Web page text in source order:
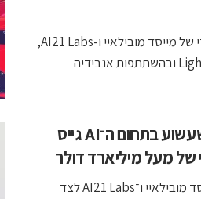
דאבל A.I טכנולוגיות, הסטארטאפ הסודי של מייסד מובילאיי ו-AI21 Labs,
גייסה 200 מיליון דולר בהובלת Lightspeed ובהשתתפות אנבידיה
הסטארטאפ החדש של אמנון שעשוע בתחום ה־AI גייס
של מעל מיליארד דולר
חברת AAI, שהוקמה ב־2023 על ידי מייסד מובילאיי ו־AI21 Labs לצד